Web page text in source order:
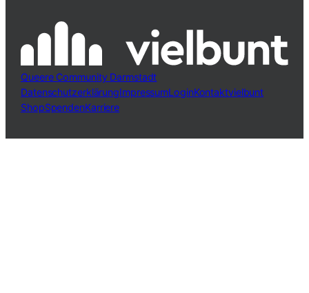
Queere Community Darmstadt
DatenschutzerklärungImpressumLoginKontaktvielbunt
ShopSpendenKarriere